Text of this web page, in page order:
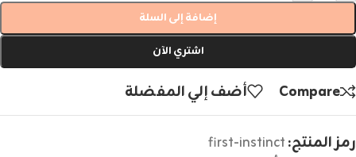
إضافة إلى السلة
اشتري الآن
Compare أضف إلي المفضلة
رمز المنتج:first-instinct